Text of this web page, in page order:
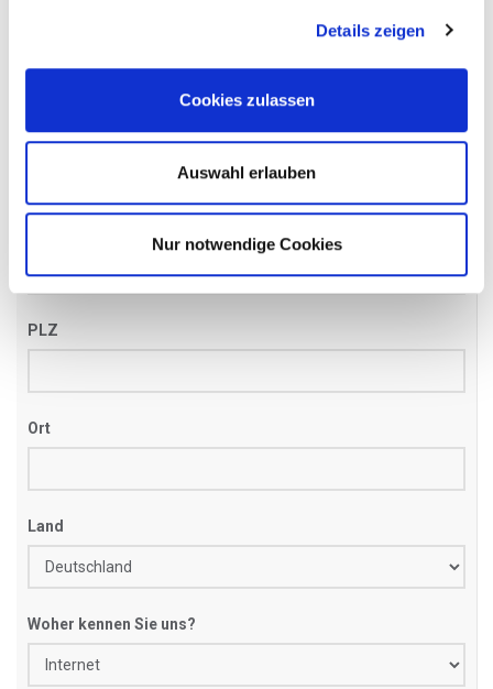
Details zeigen
Cookies zulassen
Auswahl erlauben
Nur notwendige Cookies
Telefon*
PLZ
Ort
Land
Woher kennen Sie uns?